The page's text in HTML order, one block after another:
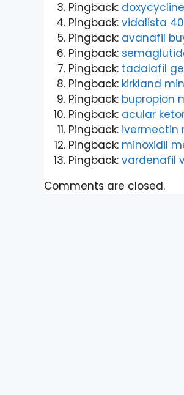
Pingback:
Pingback: vidalista
Pingback: avanafil
Pingback:
Pingback: tadalafil
Pingback: kirkland
Pingback: bupropion
Pingback: acular
Pingback: ivermectin
Pingback: minoxidil
Pingback: vardenafil
Comments are closed.